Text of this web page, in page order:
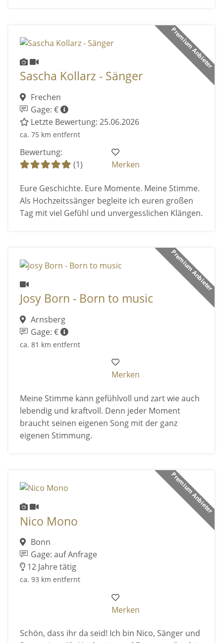
Premium Anbieter
Sascha Kollarz - Sänger
Frechen
Gage: €
Letzte Bewertung: 25.06.2026
ca. 75 km entfernt
Bewertung:
(1)
Merken
Eure Geschichte. Eure Momente. Meine Stimme.
Als Hochzeitssänger begleite ich euren großen
Tag mit viel Gefühl und unvergesslichen Klängen.
Premium Anbieter
Josy Born - Born to music
Arnsberg
Gage: €
ca. 81 km entfernt
Merken
Meine Stimme kann gefühlvoll und zart wie auch
lebendig und kraftvoll. Denn jeder Moment
braucht seinen eigenen Song mit der ganz
eigenen Stimmung.
Premium Anbieter
Nico Mono
Bonn
Gage: auf Anfrage
12 Jahre tätig
ca. 93 km entfernt
Merken
Schön, dass ihr da seid! Ich bin Nico, Sänger und